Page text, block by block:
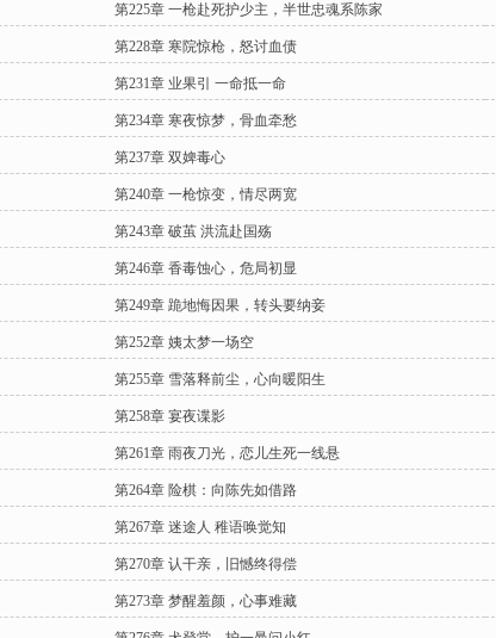
第225章 一枪赴死护少主，半世忠魂系陈家
第228章 寒院惊枪，怒讨血债
第231章 业果引 一命抵一命
第234章 寒夜惊梦，骨血牵愁
第237章 双婢毒心
第240章 一枪惊变，情尽两宽
第243章 破茧 洪流赴国殇
第246章 香毒蚀心，危局初显
第249章 跪地悔因果，转头要纳妾
第252章 姨太梦一场空
第255章 雪落释前尘，心向暖阳生
第258章 宴夜谍影
第261章 雨夜刀光，恋儿生死一线悬
第264章 险棋：向陈先如借路
第267章 迷途人 稚语唤觉知
第270章 认干亲，旧憾终得偿
第273章 梦醒羞颜，心事难藏